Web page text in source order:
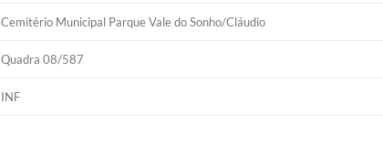
Cemitério Municipal Parque Vale do Sonho/Cláudio
Quadra 08/587
INF